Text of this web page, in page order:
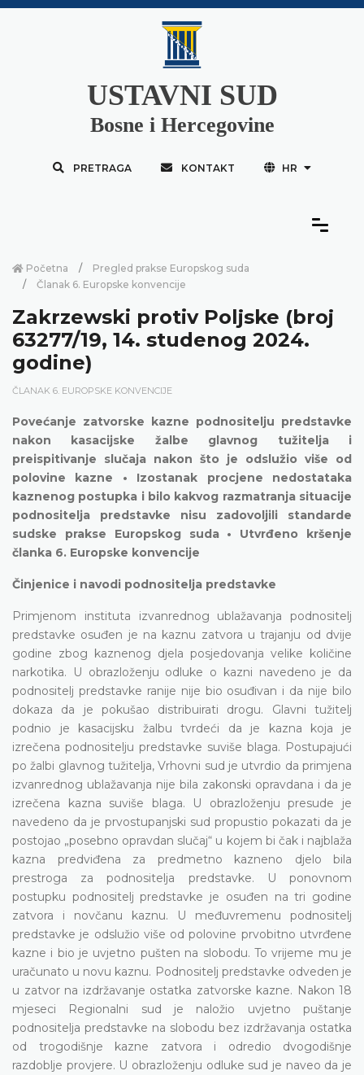
USTAVNI SUD
Bosne i Hercegovine
PRETRAGA KONTAKT HR
Početna
Pregled prakse Europskog suda
Članak 6. Europske konvencije
Zakrzewski protiv Poljske (broj
63277/19, 14. studenog 2024.
godine)
ČLANAK 6. EUROPSKE KONVENCIJE
Povećanje zatvorske kazne podnositelju predstavke
nakon kasacijske žalbe glavnog tužitelja i
preispitivanje slučaja nakon što je odslužio više od
polovine kazne • Izostanak procjene nedostataka
kaznenog postupka i bilo kakvog razmatranja situacije
podnositelja predstavke nisu zadovoljili standarde
sudske prakse Europskog suda • Utvrđeno kršenje
članka 6. Europske konvencije
Činjenice i navodi podnositelja predstavke
Primjenom instituta izvanrednog ublažavanja podnositelj
predstavke osuđen je na kaznu zatvora u trajanju od dvije
godine zbog kaznenog djela posjedovanja velike količine
narkotika. U obrazloženju odluke o kazni navedeno је da
podnositelj predstavke ranije nije bio osuđivan i da nije bilo
dokaza da je pokušao distribuirati drogu. Glavni tužitelj
podnio je kasacijsku žalbu tvrdeći da je kazna koja je
izrečena podnositelju predstavke suviše blaga. Postupajući
po žalbi glavnog tužitelja, Vrhovni sud je utvrdio da primjena
izvanrednog ublažavanja nije bila zakonski opravdana i da je
izrečena kazna suviše blaga. U obrazloženju presude je
navedeno da je prvostupanjski sud propustio pokazati da je
postojao „posebno opravdan slučaj“ u kojem bi čak i najblaža
kazna predviđena za predmetno kazneno djelo bila
prestroga za podnositelja predstavke. U ponovnom
postupku podnositelj predstavke je osuđen na tri godine
zatvora i novčanu kaznu. U međuvremenu podnositelj
predstavke je odslužio više od polovine prvobitno utvrđene
kazne i bio je uvjetno pušten na slobodu. To vrijeme mu je
uračunato u novu kaznu. Podnositelj predstavke odveden je
u zatvor na izdržavanje ostatka zatvorske kazne. Nakon 18
mjeseci Regionalni sud je naložio uvjetno puštanje
podnositelja predstavke na slobodu bez izdržavanja ostatka
od trogodišnje kazne zatvora i odredio dvogodišnje
razdoblje provjere. U obrazloženju odluke sud je naveo da je